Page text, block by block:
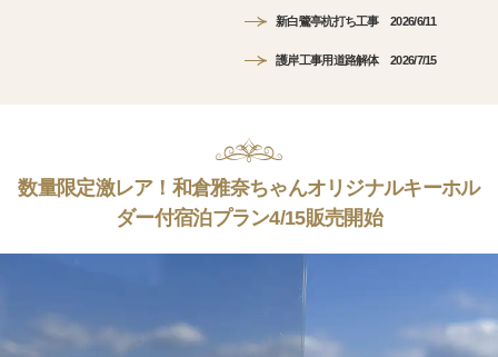
新白鷺亭杭打ち工事 2026/6/11
護岸工事用道路解体 2026/7/15
数量限定激レア！和倉雅奈ちゃんオリジナルキーホル
ダー付宿泊プラン4/15販売開始